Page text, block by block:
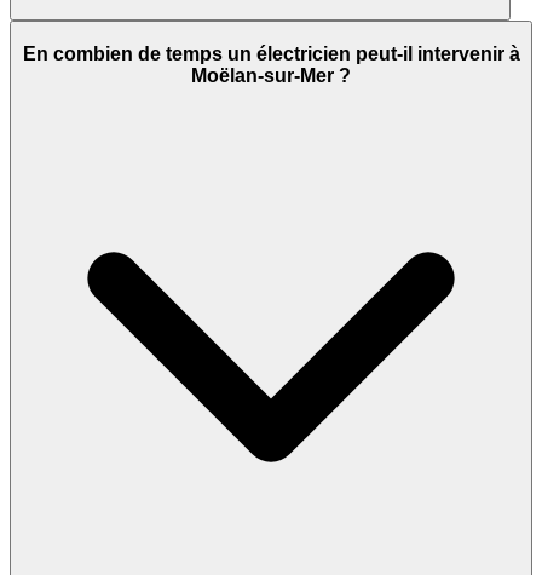
En combien de temps un électricien peut-il intervenir à
Moëlan-sur-Mer ?